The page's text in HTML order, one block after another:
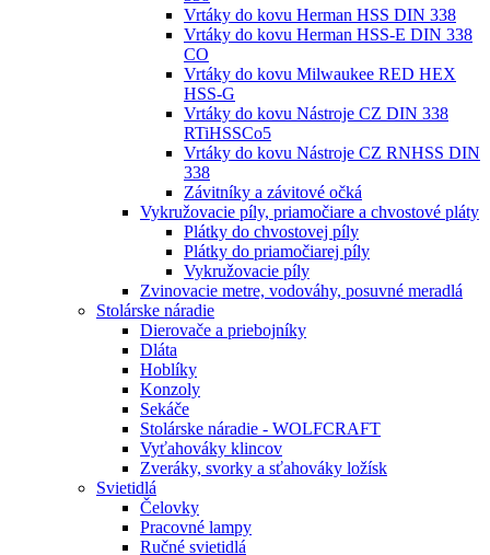
Vrtáky do kovu Herman HSS DIN 338
Vrtáky do kovu Herman HSS-E DIN 338
CO
Vrtáky do kovu Milwaukee RED HEX
HSS-G
Vrtáky do kovu Nástroje CZ DIN 338
RTiHSSCo5
Vrtáky do kovu Nástroje CZ RNHSS DIN
338
Závitníky a závitové očká
Vykružovacie píly, priamočiare a chvostové pláty
Plátky do chvostovej píly
Plátky do priamočiarej píly
Vykružovacie píly
Zvinovacie metre, vodováhy, posuvné meradlá
Stolárske náradie
Dierovače a priebojníky
Dláta
Hoblíky
Konzoly
Sekáče
Stolárske náradie - WOLFCRAFT
Vyťahováky klincov
Zveráky, svorky a sťahováky ložísk
Svietidlá
Čelovky
Pracovné lampy
Ručné svietidlá